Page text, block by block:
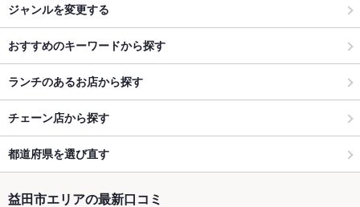
ジャンルを変更する
おすすめのキーワードから探す
ランチのあるお店から探す
チェーン店から探す
都道府県を選び直す
益田市エリアの最新口コミ